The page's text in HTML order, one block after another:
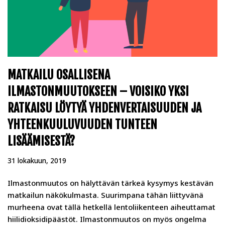
MATKAILU OSALLISENA
ILMASTONMUUTOKSEEN – VOISIKO YKSI
RATKAISU LÖYTYÄ YHDENVERTAISUUDEN JA
YHTEENKUULUVUUDEN TUNTEEN
LISÄÄMISESTÄ?
31 lokakuun, 2019
Ilmastonmuutos on hälyttävän tärkeä kysymys kestävän
matkailun näkökulmasta. Suurimpana tähän liittyvänä
murheena ovat tällä hetkellä lentoliikenteen aiheuttamat
hiilidioksidipäästöt. Ilmastonmuutos on myös ongelma